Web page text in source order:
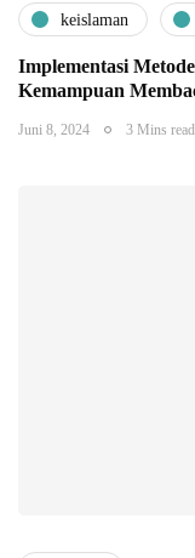
keislaman
Implementasi
Kemampuan
Juni 8, 2024 3 Mins read